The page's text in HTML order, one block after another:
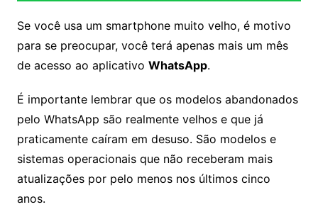
Se você usa um smartphone muito velho, é motivo
para se preocupar, você terá apenas mais um mês
de acesso ao aplicativo WhatsApp.
É importante lembrar que os modelos abandonados
pelo WhatsApp são realmente velhos e que já
praticamente caíram em desuso. São modelos e
sistemas operacionais que não receberam mais
atualizações por pelo menos nos últimos cinco
anos.